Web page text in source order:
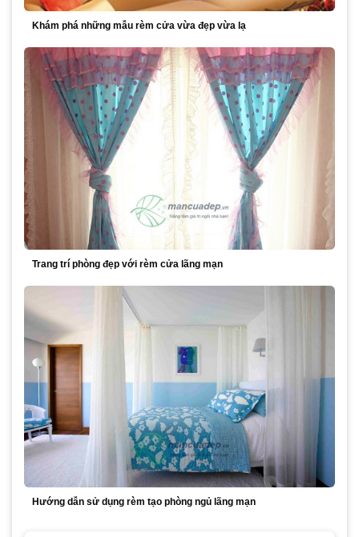
Khám phá những mẫu rèm cửa vừa đẹp vừa lạ
Trang trí phòng đẹp với rèm cửa lãng mạn
Hướng dẫn sử dụng rèm tạo phòng ngủ lãng mạn